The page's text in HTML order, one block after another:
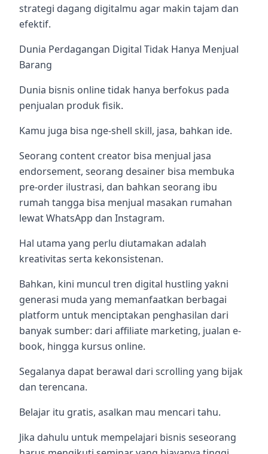
strategi dagang digitalmu agar makin tajam dan
efektif.
Dunia Perdagangan Digital Tidak Hanya Menjual
Barang
Dunia bisnis online tidak hanya berfokus pada
penjualan produk fisik.
Kamu juga bisa nge-shell skill, jasa, bahkan ide.
Seorang content creator bisa menjual jasa
endorsement, seorang desainer bisa membuka
pre-order ilustrasi, dan bahkan seorang ibu
rumah tangga bisa menjual masakan rumahan
lewat WhatsApp dan Instagram.
Hal utama yang perlu diutamakan adalah
kreativitas serta kekonsistenan.
Bahkan, kini muncul tren digital hustling yakni
generasi muda yang memanfaatkan berbagai
platform untuk menciptakan penghasilan dari
banyak sumber: dari affiliate marketing, jualan e-
book, hingga kursus online.
Segalanya dapat berawal dari scrolling yang bijak
dan terencana.
Belajar itu gratis, asalkan mau mencari tahu.
Jika dahulu untuk mempelajari bisnis seseorang